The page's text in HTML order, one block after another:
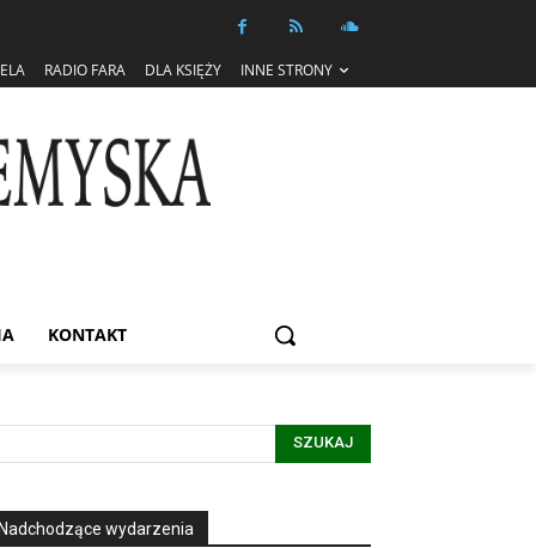
RADIO FARA DLA KSIĘŻY INNE STRONY
KONTAKT
SZUKAJ
Nadchodzące wydarzenia